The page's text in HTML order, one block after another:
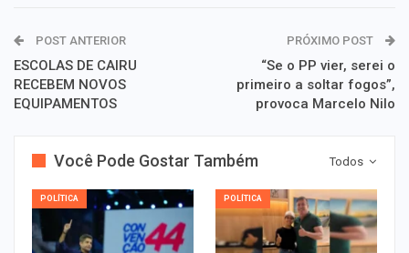
POST ANTERIOR
ESCOLAS DE CAIRU
RECEBEM NOVOS
EQUIPAMENTOS
PRÓXIMO POST
“Se o PP vier, serei o
primeiro a soltar fogos”,
provoca Marcelo Nilo
Todos
Você Pode Gostar Também
POLÍTICA POLÍTICA